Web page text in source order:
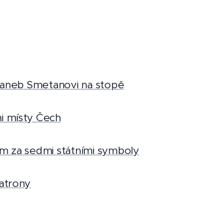
Smetanovi na stopě
místy Čech
za sedmi státními symboly